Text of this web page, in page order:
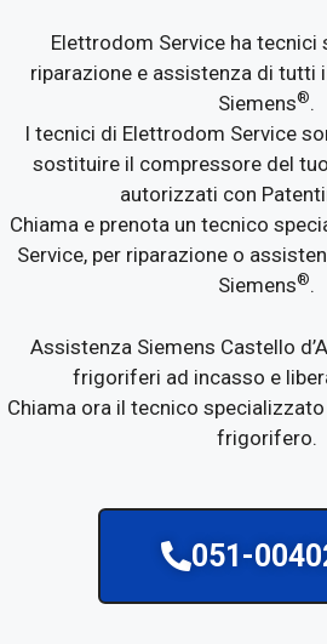
Elettrodom Service ha tecnici
riparazione e assistenza di
Siemens®.
I tecnici di Elettrodom Service
sostituire il compressore del
autorizzati con
Chiama e prenota un tecnico
Service, per riparazione o
Siemens®.
Assistenza Siemens Castello
frigoriferi ad incasso e
Chiama ora il tecnico
frigorifero.
051-